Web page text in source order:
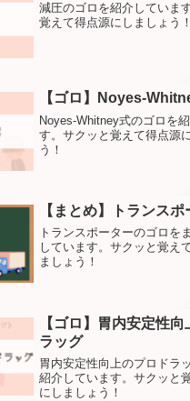
減圧のゴロを紹介していま
覚えて得点源にしましょう！
【ゴロ】Noyes-
Noyes-Whitney式のゴロを
す。サクッと覚えて得点源
う！
【まとめ】トランスポ
トランスポーターのゴロを
しています。サクッと覚え
ましょう！
【ゴロ】胃内安定性
ラッグ
胃内安定性向上のプロドラ
紹介しています。サクッと
にしましょう！